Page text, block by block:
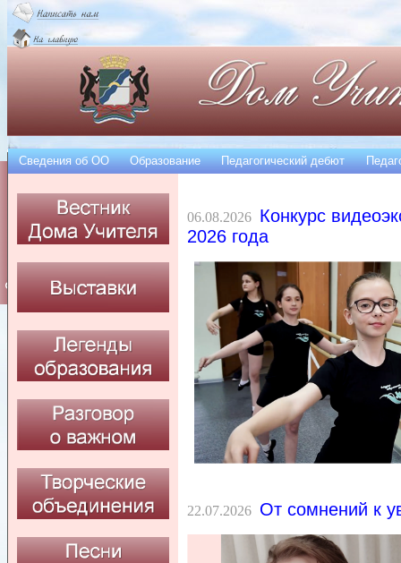
06.08.2026 Конкурс
2026 года
22.07.2026 От сомнений к
Сведения об OO Образование Педагогический дебют